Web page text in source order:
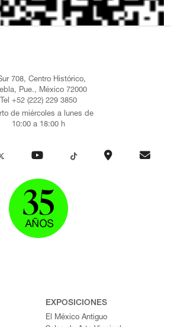
708, Centro Histórico,
Pue., México 72000
Tel +52 (222) 229 3850
de miércoles a lunes de
10:00 a 18:00 h
EXPOSICIONES
El México Antiguo